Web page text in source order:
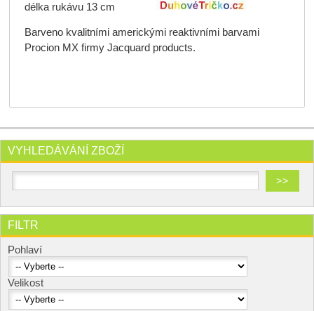
délka rukávu 13 cm
Barveno kvalitními americkými reaktivními barvami
Procion MX firmy Jacquard products.
VYHLEDÁVÁNÍ ZBOŽÍ
FILTR
Pohlaví
Velikost